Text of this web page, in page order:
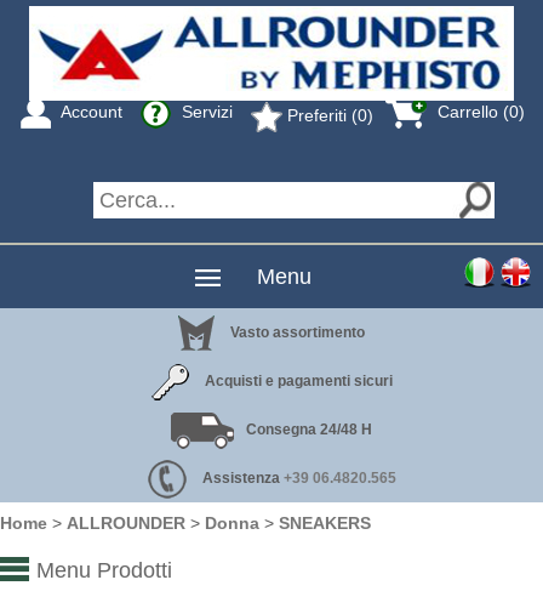
Carrello (0)
Preferiti (0)
Servizi
Account
Menu
Vasto assortimento
Acquisti e pagamenti sicuri
Consegna 24/48 H
Assistenza +39 06.4820.565
Home > ALLROUNDER > Donna > SNEAKERS
Menu Prodotti